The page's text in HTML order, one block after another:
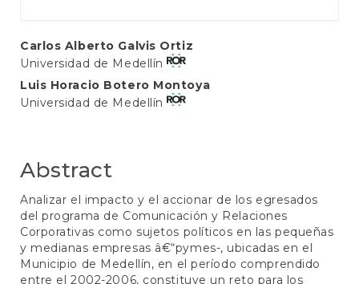
Main
Article
Content
Carlos Alberto Galvis Ortiz
Universidad de Medellín
Luis Horacio Botero Montoya
Universidad de Medellín
Abstract
Analizar el impacto y el accionar de los egresados
del programa de Comunicación y Relaciones
Corporativas como sujetos políticos en las pequeñas
y medianas empresas â€“pymes-, ubicadas en el
Municipio de Medellín, en el período comprendido
entre el 2002-2006, constituye un reto para los